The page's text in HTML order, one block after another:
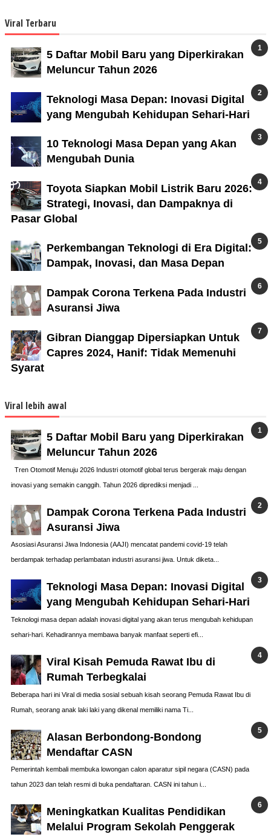
Viral Terbaru
5 Daftar Mobil Baru yang Diperkirakan
Meluncur Tahun 2026
Teknologi Masa Depan: Inovasi Digital
yang Mengubah Kehidupan Sehari-Hari
10 Teknologi Masa Depan yang Akan
Mengubah Dunia
Toyota Siapkan Mobil Listrik Baru 2026:
Strategi, Inovasi, dan Dampaknya di
Pasar Global
Perkembangan Teknologi di Era Digital:
Dampak, Inovasi, dan Masa Depan
Dampak Corona Terkena Pada Industri
Asuransi Jiwa
Gibran Dianggap Dipersiapkan Untuk
Capres 2024, Hanif: Tidak Memenuhi
Syarat
Viral lebih awal
5 Daftar Mobil Baru yang Diperkirakan
Meluncur Tahun 2026
Tren Otomotif Menuju 2026 Industri otomotif global terus bergerak maju dengan
inovasi yang semakin canggih. Tahun 2026 diprediksi menjadi ...
Dampak Corona Terkena Pada Industri
Asuransi Jiwa
Asosiasi Asuransi Jiwa Indonesia (AAJI) mencatat pandemi covid-19 telah
berdampak terhadap perlambatan industri asuransi jiwa. Untuk diketa...
Teknologi Masa Depan: Inovasi Digital
yang Mengubah Kehidupan Sehari-Hari
Teknologi masa depan adalah inovasi digital yang akan terus mengubah kehidupan
sehari-hari. Kehadirannya membawa banyak manfaat seperti efi...
Viral Kisah Pemuda Rawat Ibu di
Rumah Terbegkalai
Beberapa hari ini Viral di media sosial sebuah kisah seorang Pemuda Rawat Ibu di
Rumah, seorang anak laki laki yang dikenal memiliki nama Ti...
Alasan Berbondong-Bondong
Mendaftar CASN
Pemerintah kembali membuka lowongan calon aparatur sipil negara (CASN) pada
tahun 2023 dan telah resmi di buka pendaftaran. CASN ini tahun i...
Meningkatkan Kualitas Pendidikan
Melalui Program Sekolah Penggerak